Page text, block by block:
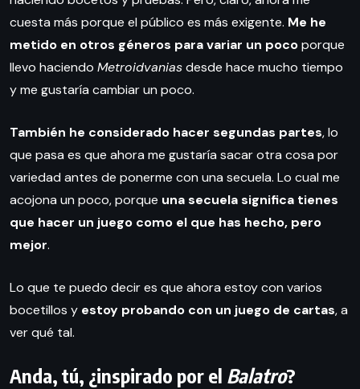
cuesta más porque el público es más exigente. Me he
metido en otros géneros para variar un pocoporque
llevo haciendo Metroidvaniasdesde hace mucho tiempo
y me gustaría cambiar un poco.
También he considerado hacer segundas partes, lo
que pasa es que ahora me gustaría sacar otra cosa por
variedad antes de ponerme con una secuela. Lo cual me
acojona un poco, porque una secuela significa tienes
que hacer un juego como el que has hecho, pero
mejor.
Lo que te puedo decir es que ahora estoy con varios
bocetillos y estoy probando con un juego de cartas, a
ver qué tal.
Anda, tú, ¿inspirado por el Balatro?